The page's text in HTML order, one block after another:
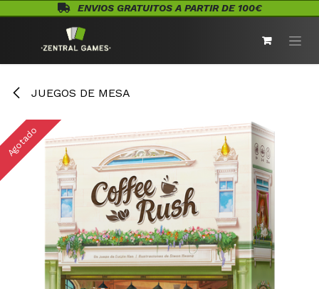
Ir al contenidoENVIOS GRATUITOS A PARTIR DE 100€
JUEGOS DE MESA
Agotado